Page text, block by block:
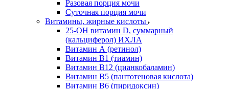
Разовая порция мочи
Суточная порция мочи
Витамины, жирные кислоты
25-OH витамин D, суммарный
(кальциферол) ИХЛА
Витамин А (ретинол)
Витамин В1 (тиамин)
Витамин В12 (цианкобаламин)
Витамин В5 (пантотеновая кислота)
Витамин В6 (пиридоксин)